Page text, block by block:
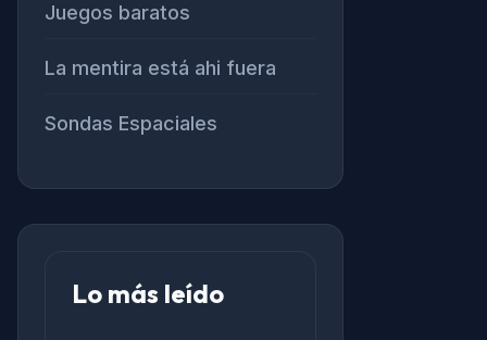
Juegos baratos
La mentira está ahi fuera
Sondas Espaciales
Lo más leído